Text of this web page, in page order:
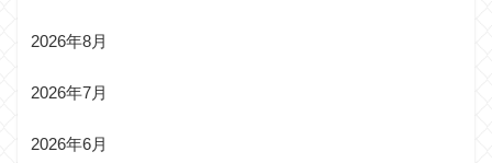
2026年8月
2026年7月
2026年6月